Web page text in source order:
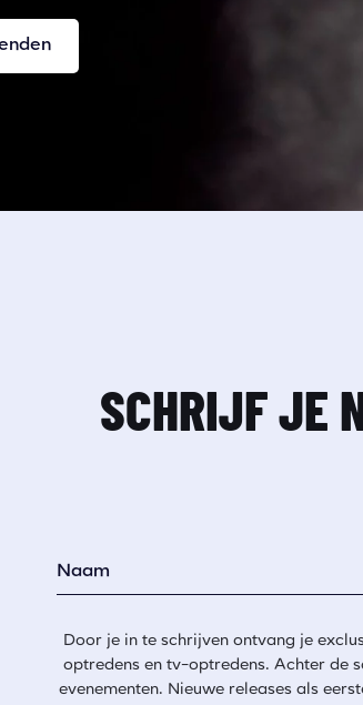
SCHRIJF JE
Naam
Door je in te schrijven ontvang je
optredens en tv-optredens. Achter de
evenementen. Nieuwe releases als